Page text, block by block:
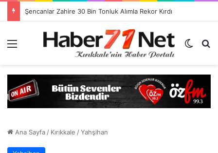
Dış
Ana Sayfa/ Kırıkkale /Yahşihan